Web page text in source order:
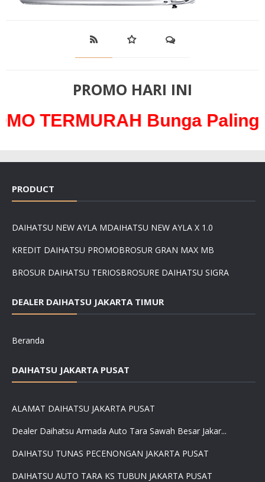
PROMO HARI INI
Bunga Paling
PRODUCT
DAIHATSU NEW AYLA MDAIHATSU NEW AYLA X 1.0
KREDIT DAIHATSU PROMOBROSUR GRAN MAX MB
BROSUR DAIHATSU TERIOSBROSURE DAIHATSU SIGRA
DEALER DAIHATSU JAKARTA TIMUR
Beranda
DAIHATSU JAKARTA PUSAT
ALAMAT DAIHATSU JAKARTA PUSAT
Dealer Daihatsu Armada Auto Tara Sawah Besar Jakar...
DAIHATSU TUNAS PECENONGAN JAKARTA PUSAT
DAIHATSU AUTO TARA KS TUBUN JAKARTA PUSAT